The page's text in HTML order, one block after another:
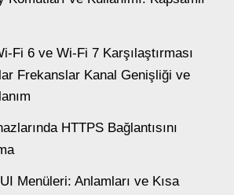
Fi 6 ve Wi-Fi 7 Karşılaştırması
Frekanslar Kanal Genişliği ve
HTTPS Bağlantısını
Menüleri: Anlamları ve Kısa